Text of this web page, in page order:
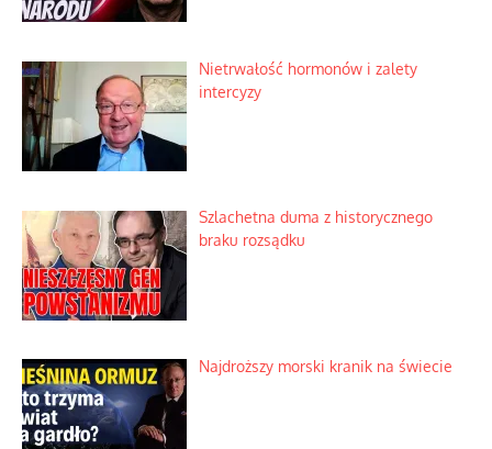
Nietrwałość hormonów i zalety
intercyzy
Szlachetna duma z historycznego
braku rozsądku
Najdroższy morski kranik na świecie